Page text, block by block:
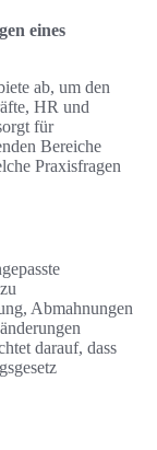
eines
ab, um den
HR und
für
Bereiche
Praxisfragen
Abmahnungen
darauf, dass